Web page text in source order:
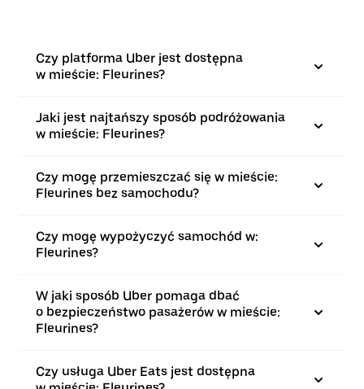
Czy platforma Uber jest dostępna
w mieście: Fleurines?
Jaki jest najtańszy sposób podróżowania
w mieście: Fleurines?
Czy mogę przemieszczać się w mieście:
Fleurines bez samochodu?
Czy mogę wypożyczyć samochód w:
Fleurines?
W jaki sposób Uber pomaga dbać
o bezpieczeństwo pasażerów w mieście:
Fleurines?
Czy usługa Uber Eats jest dostępna